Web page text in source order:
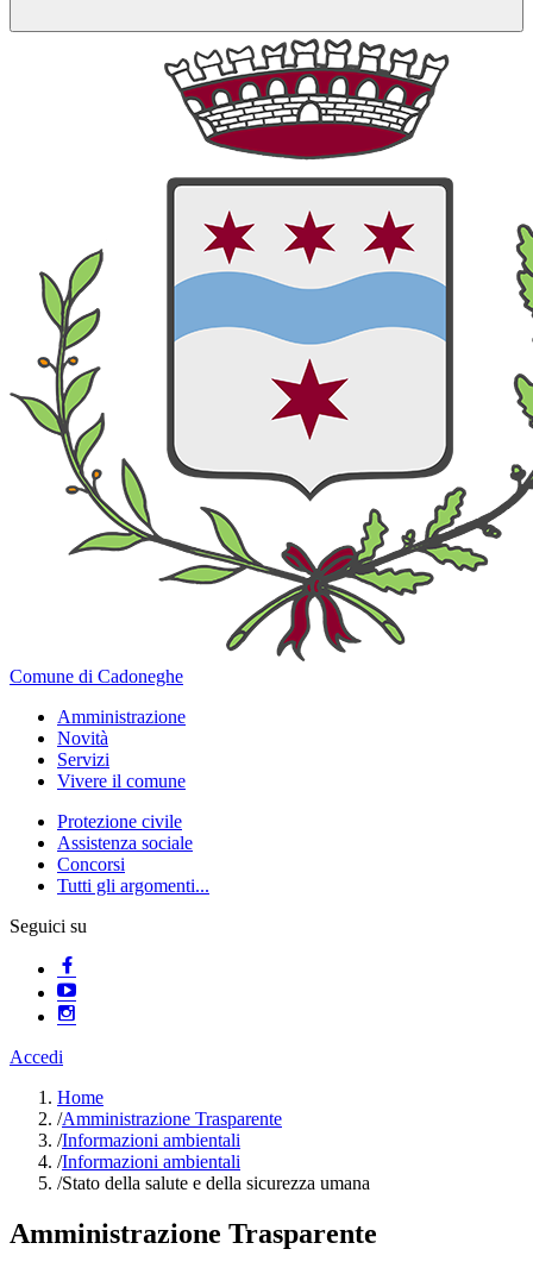
Comune di Cadoneghe
Amministrazione
Novità
Servizi
Vivere il comune
Protezione civile
Assistenza sociale
Concorsi
Tutti gli argomenti...
Seguici su
Accedi
Home
/Amministrazione Trasparente
/Informazioni ambientali
/Informazioni ambientali
/Stato della salute e della sicurezza umana
Amministrazione Trasparente